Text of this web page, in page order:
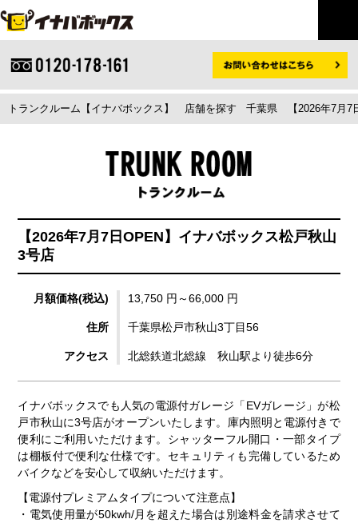
トランクルーム【イナバボックス】 店舗を探す 千葉県 【2026年7月
【2026年7月7日OPEN】イナバボックス松戸秋山
3号店
月額価格(税込) 13,750 円～66,000 円
住所 千葉県松戸市秋山3丁目56
アクセス 北総鉄道北総線 秋山駅より徒歩6分
イナバボックスでも人気の電源付ガレージ「EVガレージ」が松
戸市秋山に3号店がオープンいたします。庫内照明と電源付きで
便利にご利用いただけます。シャッターフル開口・一部タイプ
は棚板付で便利な仕様です。セキュリティも完備しているため
バイクなどを安心して収納いただけます。
【電源付プレミアムタイプについて注意点】
・電気使用量が50kwh/月を超えた場合は別途料金を請求させて